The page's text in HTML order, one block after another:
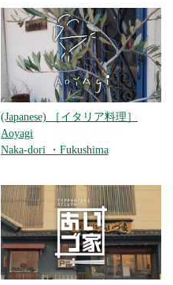
(Japanese) ［イタリア料理］
Aoyagi
Naka-dori ・ Fukushima